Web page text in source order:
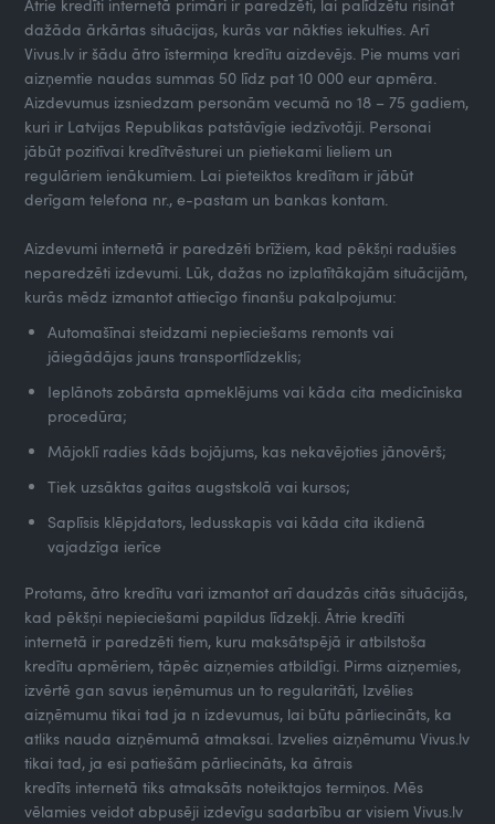
Ātrie kredīti internetā primāri ir paredzēti, lai palīdzētu risināt
dažāda ārkārtas situācijas, kurās var nākties iekulties. Arī
Vivus.lv ir šādu ātro īstermiņa kredītu aizdevējs. Pie mums vari
aizņemtie naudas summas 50 līdz pat 10 000 eur apmēra.
Aizdevumus izsniedzam personām vecumā no 18 – 75 gadiem,
kuri ir Latvijas Republikas patstāvīgie iedzīvotāji. Personai
jābūt pozitīvai kredītvēsturei un pietiekami lieliem un
regulāriem ienākumiem. Lai pieteiktos kredītam ir jābūt
derīgam telefona nr., e-pastam un bankas kontam.
Aizdevumi internetā ir paredzēti brīžiem, kad pēkšņi radušies
neparedzēti izdevumi. Lūk, dažas no izplatītākajām situācijām,
kurās mēdz izmantot attiecīgo finanšu pakalpojumu:
Automašīnai steidzami nepieciešams remonts vai
jāiegādājas jauns transportlīdzeklis;
Ieplānots zobārsta apmeklējums vai kāda cita medicīniska
procedūra;
Mājoklī radies kāds bojājums, kas nekavējoties jānovērš;
Tiek uzsāktas gaitas augstskolā vai kursos;
Saplīsis klēpjdators, ledusskapis vai kāda cita ikdienā
vajadzīga ierīce
Protams, ātro kredītu vari izmantot arī daudzās citās situācijās,
kad pēkšņi nepieciešami papildus līdzekļi. Ātrie kredīti
internetā ir paredzēti tiem, kuru maksātspējā ir atbilstoša
kredītu apmēriem, tāpēc aizņemies atbildīgi. Pirms aizņemies,
izvērtē gan savus ieņēmumus un to regularitāti, Izvēlies
aizņēmumu tikai tad ja n izdevumus, lai būtu pārliecināts, ka
atliks nauda aizņēmumā atmaksai. Izvelies aizņēmumu Vivus.lv
tikai tad, ja esi patiešām pārliecināts, ka ātrais
kredīts internetā tiks atmaksāts noteiktajos termiņos. Mēs
vēlamies veidot abpusēji izdevīgu sadarbību ar visiem Vivus.lv